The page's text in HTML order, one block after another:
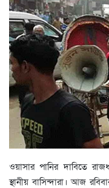
ওয়াসার পানির দাবিতে
স্থানীয় বাসিন্দারা। আজ